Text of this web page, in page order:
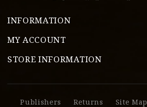
INFORMATION
MY ACCOUNT
STORE INFORMATION
Publishers Returns Site Map